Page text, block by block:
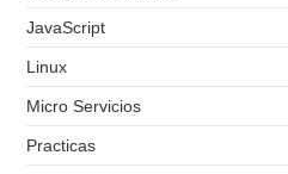
JavaScript
Linux
Micro Servicios
Practicas